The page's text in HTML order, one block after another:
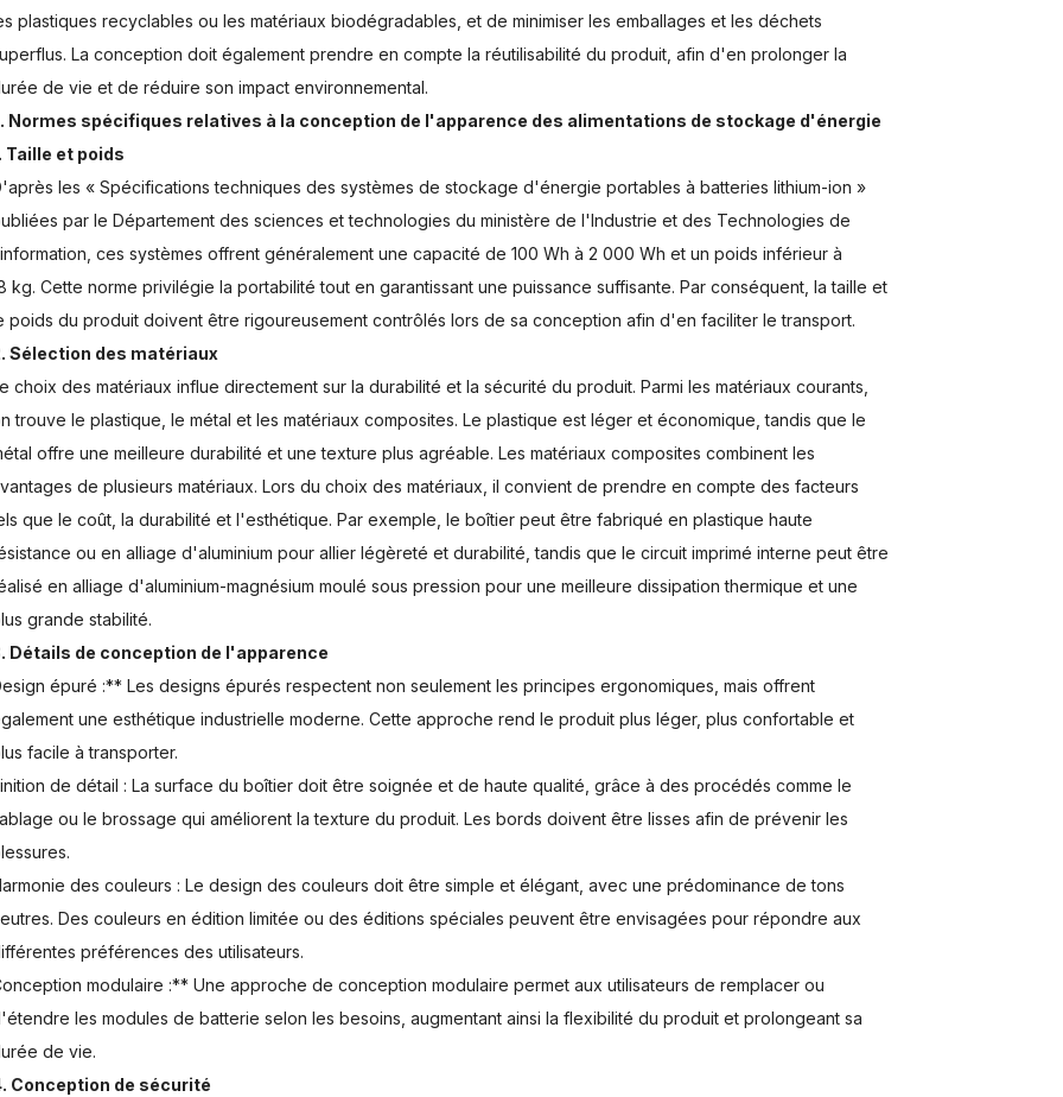
plastiques recyclables ou les matériaux biodégradables, et de minimiser les emballages et les déchets
La conception doit également prendre en compte la réutilisabilité du produit, afin d'en prolonger la
de vie et de réduire son impact environnemental.
Normes spécifiques relatives à la conception de l'apparence des alimentations de stockage d'énergie
Taille et poids
les « Spécifications techniques des systèmes de stockage d'énergie portables à batteries lithium-ion »
par le Département des sciences et technologies du ministère de l'Industrie et des Technologies de
ces systèmes offrent généralement une capacité de 100 Wh à 2 000 Wh et un poids inférieur à
kg. Cette norme privilégie la portabilité tout en garantissant une puissance suffisante. Par conséquent, la taille et
poids du produit doivent être rigoureusement contrôlés lors de sa conception afin d'en faciliter le transport.
Sélection des matériaux
choix des matériaux influe directement sur la durabilité et la sécurité du produit. Parmi les matériaux courants,
trouve le plastique, le métal et les matériaux composites. Le plastique est léger et économique, tandis que le
offre une meilleure durabilité et une texture plus agréable. Les matériaux composites combinent les
de plusieurs matériaux. Lors du choix des matériaux, il convient de prendre en compte des facteurs
que le coût, la durabilité et l'esthétique. Par exemple, le boîtier peut être fabriqué en plastique haute
ou en alliage d'aluminium pour allier légèreté et durabilité, tandis que le circuit imprimé interne peut être
en alliage d'aluminium-magnésium moulé sous pression pour une meilleure dissipation thermique et une
grande stabilité.
Détails de conception de l'apparence
épuré :** Les designs épurés respectent non seulement les principes ergonomiques, mais offrent
une esthétique industrielle moderne. Cette approche rend le produit plus léger, plus confortable et
facile à transporter.
de détail : La surface du boîtier doit être soignée et de haute qualité, grâce à des procédés comme le
ou le brossage qui améliorent la texture du produit. Les bords doivent être lisses afin de prévenir les
des couleurs : Le design des couleurs doit être simple et élégant, avec une prédominance de tons
Des couleurs en édition limitée ou des éditions spéciales peuvent être envisagées pour répondre aux
préférences des utilisateurs.
modulaire :** Une approche de conception modulaire permet aux utilisateurs de remplacer ou
les modules de batterie selon les besoins, augmentant ainsi la flexibilité du produit et prolongeant sa
de vie.
Conception de sécurité